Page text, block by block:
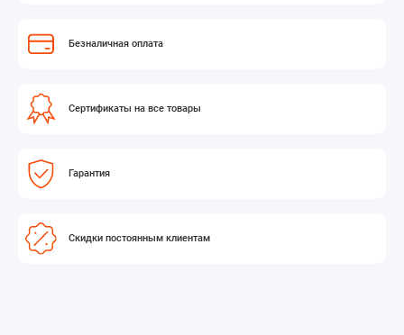
Безналичная оплата
Сертификаты на все товары
Гарантия
Скидки постоянным клиентам